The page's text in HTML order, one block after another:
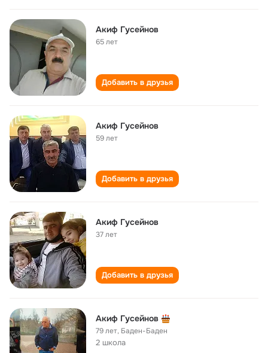
Акиф Гусейнов
65 лет
Добавить в друзья
Акиф Гусейнов
59 лет
Добавить в друзья
Акиф Гусейнов
37 лет
Добавить в друзья
Акиф Гусейнов
79 лет, Баден-Баден
2 школа